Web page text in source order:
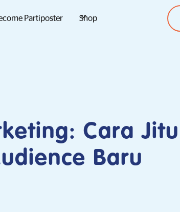
Partiposter Shop
Cara Jitu
Baru